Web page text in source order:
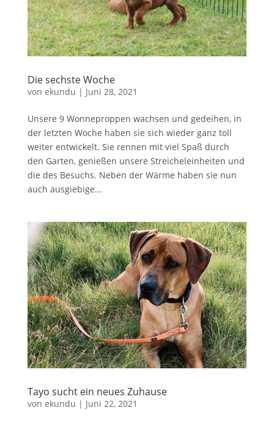
Die sechste Woche
von ekundu | Juni 28, 2021
Unsere 9 Wonneproppen wachsen und gedeihen, in
der letzten Woche haben sie sich wieder ganz toll
weiter entwickelt. Sie rennen mit viel Spaß durch
den Garten, genießen unsere Streicheleinheiten und
die des Besuchs. Neben der Wärme haben sie nun
auch ausgiebige...
Tayo sucht ein neues Zuhause
von ekundu | Juni 22, 2021